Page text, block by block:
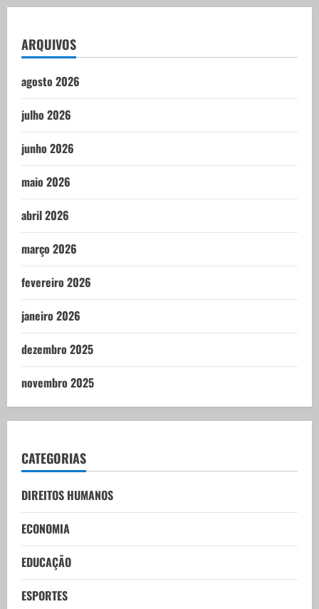
ARQUIVOS
agosto 2026
julho 2026
junho 2026
maio 2026
abril 2026
março 2026
fevereiro 2026
janeiro 2026
dezembro 2025
novembro 2025
CATEGORIAS
DIREITOS HUMANOS
ECONOMIA
EDUCAÇÃO
ESPORTES